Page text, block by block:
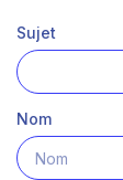
Sujet
Nom